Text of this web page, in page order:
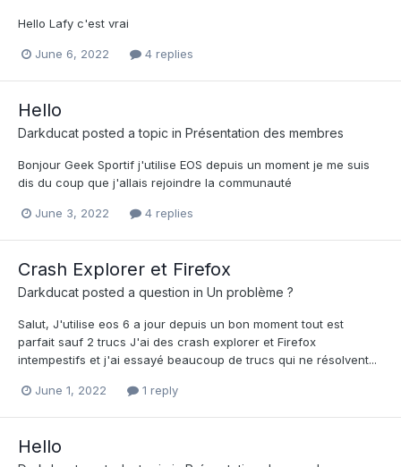
Hello Lafy c'est vrai
June 6, 2022 4 replies
Hello
Darkducat posted a topic in Présentation des membres
Bonjour Geek Sportif j'utilise EOS depuis un moment je me suis
dis du coup que j'allais rejoindre la communauté
June 3, 2022 4 replies
Crash Explorer et Firefox
Darkducat posted a question in Un problème ?
Salut, J'utilise eos 6 a jour depuis un bon moment tout est
parfait sauf 2 trucs J'ai des crash explorer et Firefox
intempestifs et j'ai essayé beaucoup de trucs qui ne résolvent...
June 1, 2022 1 reply
Hello